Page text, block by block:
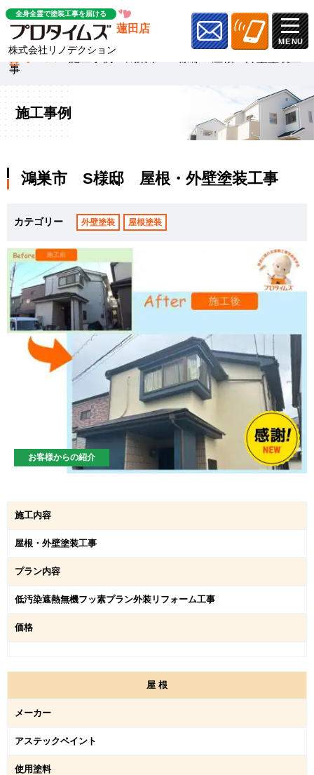
全身全霊で塗装工事を届ける
蓮田店
株式会社リノデクション
ホーム » 施工事例
事
施工事例
鴻巣市 S様邸 屋根・外壁塗装工事
カテゴリー 外壁塗装 屋根塗装
お客様からの紹介
施工内容
屋根・外壁塗装工事
プラン内容
低汚染遮熱無機フッ素プラン外装リフォーム工事
価格
屋 根
メーカー
アステックペイント
使用塗料